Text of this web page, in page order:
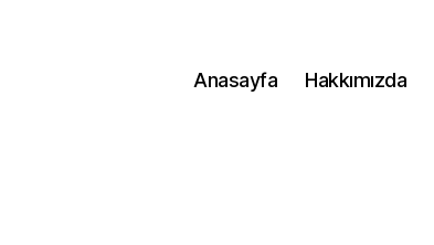
Anasayfa Hakkımızda